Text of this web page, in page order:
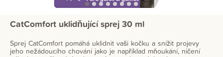
CatComfort uklidňující sprej 30 ml
Sprej CatComfort pomáhá uklidnit vaši kočku a snížit projevy
jeho nežádoucího chování jako je například mňoukání, ničení